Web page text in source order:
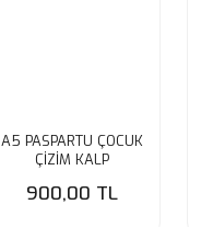
A5 PASPARTU ÇOCUK
ÇİZİM KALP
900,00 TL